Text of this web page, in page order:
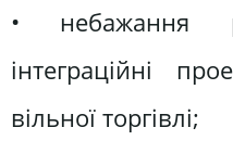
• небажання
інтеграційні
вільної торгівлі;